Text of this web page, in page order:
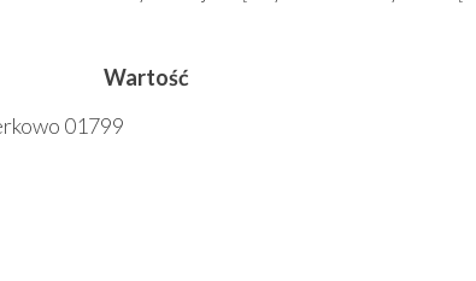
Wartość
01799